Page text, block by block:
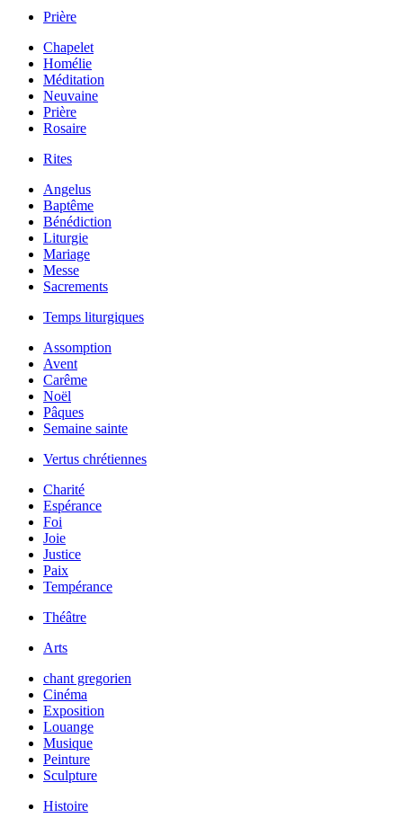
Prière
Chapelet
Homélie
Méditation
Neuvaine
Prière
Rosaire
Rites
Angelus
Baptême
Bénédiction
Liturgie
Mariage
Messe
Sacrements
Temps liturgiques
Assomption
Avent
Carême
Noël
Pâques
Semaine sainte
Vertus chrétiennes
Charité
Espérance
Foi
Joie
Justice
Paix
Tempérance
Théâtre
Arts
chant gregorien
Cinéma
Exposition
Louange
Musique
Peinture
Sculpture
Histoire